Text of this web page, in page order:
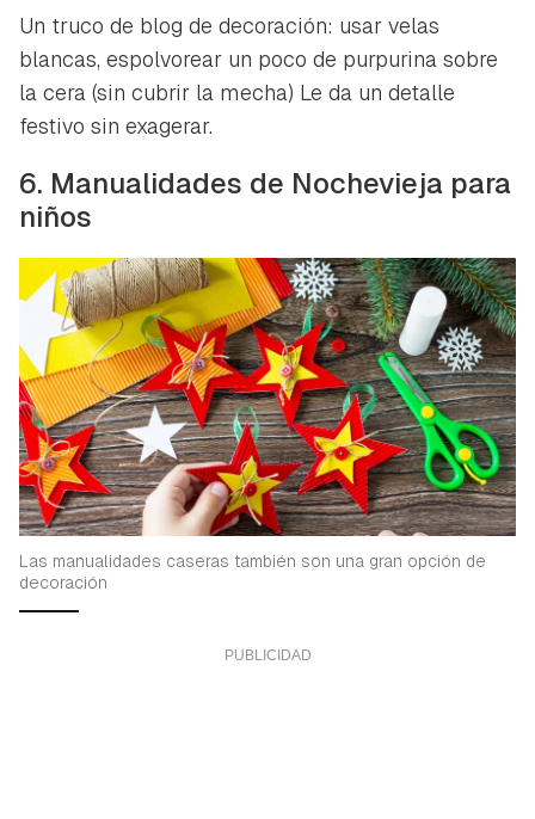
Un truco de blog de decoración: usar velas
blancas, espolvorear un poco de purpurina sobre
la cera (sin cubrir la mecha) Le da un detalle
festivo sin exagerar.
6. Manualidades de Nochevieja para
niños
Las manualidades caseras también son una gran opción de
decoración